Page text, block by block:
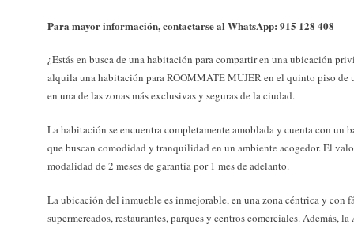
Para mayor información, contactarse al WhatsApp: 915 128 408
¿Estás en busca de una habitación para compartir en una ubicación
alquila una habitación para ROOMMATE MUJER en el quinto piso
en una de las zonas más exclusivas y seguras de la ciudad.
La habitación se encuentra completamente amoblada y cuenta con un
que buscan comodidad y tranquilidad en un ambiente acogedor. El
modalidad de 2 meses de garantía por 1 mes de adelanto.
La ubicación del inmueble es inmejorable, en una zona céntrica y con
supermercados, restaurantes, parques y centros comerciales. Además,